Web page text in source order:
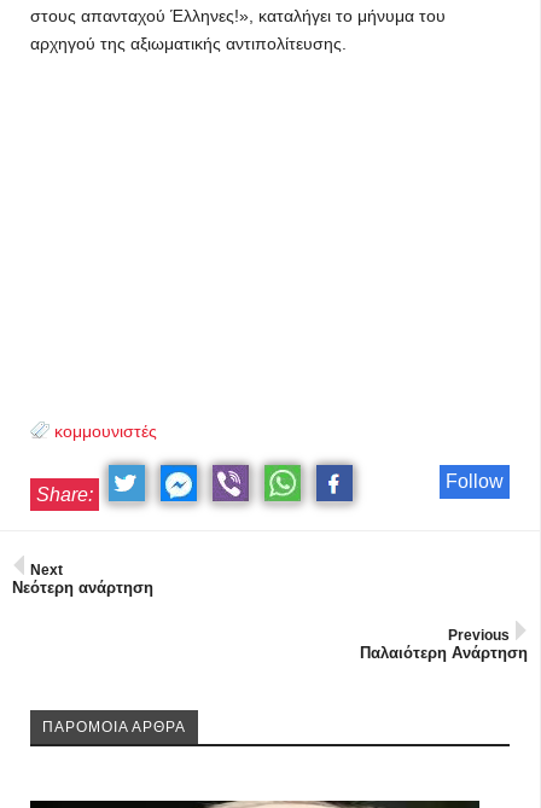
στους απανταχού Έλληνες!», καταλήγει το μήνυμα του
αρχηγού της αξιωματικής αντιπολίτευσης.
κομμουνιστές
Follow
Share:
Next
Νεότερη ανάρτηση
Previous
Παλαιότερη Ανάρτηση
ΠΑΡΟΜΟΙΑ ΑΡΘΡΑ